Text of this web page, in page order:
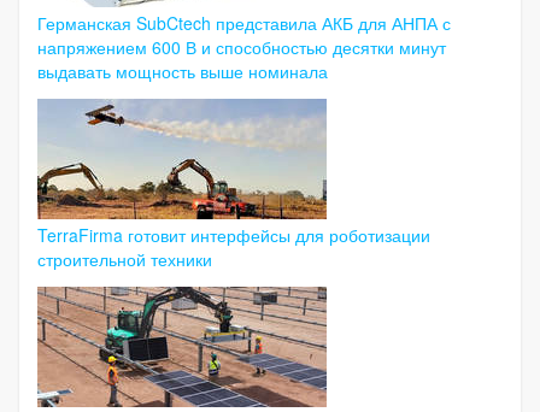
Германская SubCtech представила АКБ для АНПА с
напряжением 600 В и способностью десятки минут
выдавать мощность выше номинала
TerraFirma готовит интерфейсы для роботизации
строительной техники